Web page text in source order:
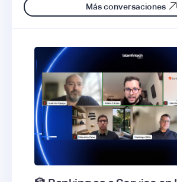
Más conversaciones